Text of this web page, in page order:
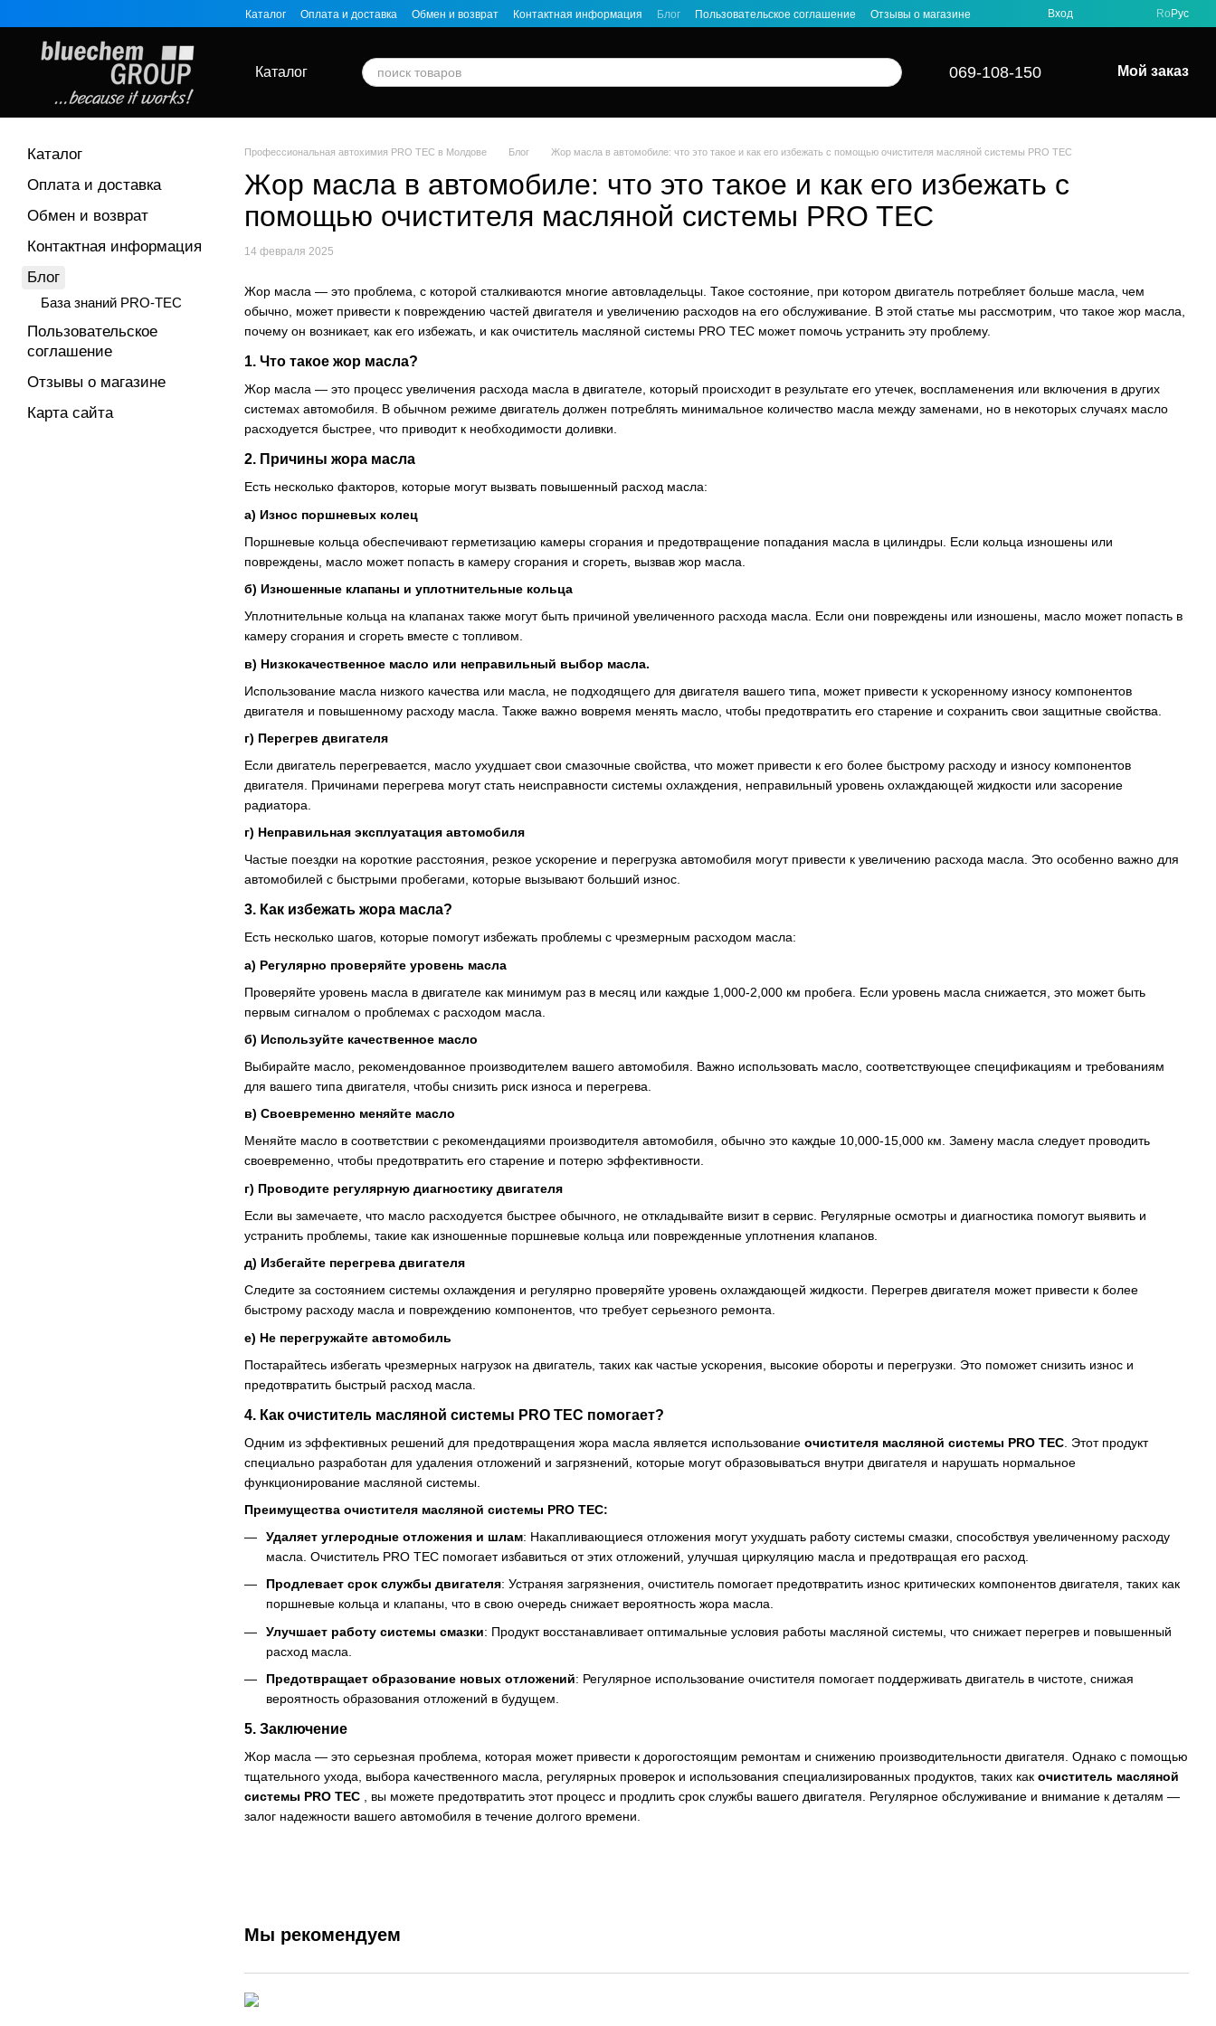
Каталог Оплата и доставка Обмен и возврат Контактная информация Блог Пользовательское соглашение Отзывы о магазине Вход Ro Рус
Каталог 069-108-150 Мой заказ
Профессиональная автохимия PRO TEC в Молдове Блог Жор масла в автомобиле: что это такое и как его избежать с помощью очистителя масляной системы PRO TEC
Жор масла в автомобиле: что это такое и как его избежать с
помощью очистителя масляной системы PRO TEC
14 февраля 2025
Жор масла — это проблема, с которой сталкиваются многие автовладельцы. Такое состояние, при котором двигатель потребляет больше масла, чем
обычно, может привести к повреждению частей двигателя и увеличению расходов на его обслуживание. В этой статье мы рассмотрим, что такое жор масла,
почему он возникает, как его избежать, и как очиститель масляной системы PRO TEC может помочь устранить эту проблему.
1. Что такое жор масла?
Жор масла — это процесс увеличения расхода масла в двигателе, который происходит в результате его утечек, воспламенения или включения в других
системах автомобиля. В обычном режиме двигатель должен потреблять минимальное количество масла между заменами, но в некоторых случаях масло
расходуется быстрее, что приводит к необходимости доливки.
2. Причины жора масла
Есть несколько факторов, которые могут вызвать повышенный расход масла:
а) Износ поршневых колец
Поршневые кольца обеспечивают герметизацию камеры сгорания и предотвращение попадания масла в цилиндры. Если кольца изношены или
повреждены, масло может попасть в камеру сгорания и сгореть, вызвав жор масла.
б) Изношенные клапаны и уплотнительные кольца
Уплотнительные кольца на клапанах также могут быть причиной увеличенного расхода масла. Если они повреждены или изношены, масло может попасть в
камеру сгорания и сгореть вместе с топливом.
в) Низкокачественное масло или неправильный выбор масла.
Использование масла низкого качества или масла, не подходящего для двигателя вашего типа, может привести к ускоренному износу компонентов
двигателя и повышенному расходу масла. Также важно вовремя менять масло, чтобы предотвратить его старение и сохранить свои защитные свойства.
г) Перегрев двигателя
Если двигатель перегревается, масло ухудшает свои смазочные свойства, что может привести к его более быстрому расходу и износу компонентов
двигателя. Причинами перегрева могут стать неисправности системы охлаждения, неправильный уровень охлаждающей жидкости или засорение
радиатора.
г) Неправильная эксплуатация автомобиля
Частые поездки на короткие расстояния, резкое ускорение и перегрузка автомобиля могут привести к увеличению расхода масла. Это особенно важно для
автомобилей с быстрыми пробегами, которые вызывают больший износ.
3. Как избежать жора масла?
Есть несколько шагов, которые помогут избежать проблемы с чрезмерным расходом масла:
а) Регулярно проверяйте уровень масла
Проверяйте уровень масла в двигателе как минимум раз в месяц или каждые 1,000-2,000 км пробега. Если уровень масла снижается, это может быть
первым сигналом о проблемах с расходом масла.
б) Используйте качественное масло
Выбирайте масло, рекомендованное производителем вашего автомобиля. Важно использовать масло, соответствующее спецификациям и требованиям
для вашего типа двигателя, чтобы снизить риск износа и перегрева.
в) Своевременно меняйте масло
Меняйте масло в соответствии с рекомендациями производителя автомобиля, обычно это каждые 10,000-15,000 км. Замену масла следует проводить
своевременно, чтобы предотвратить его старение и потерю эффективности.
г) Проводите регулярную диагностику двигателя
Если вы замечаете, что масло расходуется быстрее обычного, не откладывайте визит в сервис. Регулярные осмотры и диагностика помогут выявить и
устранить проблемы, такие как изношенные поршневые кольца или поврежденные уплотнения клапанов.
д) Избегайте перегрева двигателя
Следите за состоянием системы охлаждения и регулярно проверяйте уровень охлаждающей жидкости. Перегрев двигателя может привести к более
быстрому расходу масла и повреждению компонентов, что требует серьезного ремонта.
е) Не перегружайте автомобиль
Постарайтесь избегать чрезмерных нагрузок на двигатель, таких как частые ускорения, высокие обороты и перегрузки. Это поможет снизить износ и
предотвратить быстрый расход масла.
4. Как очиститель масляной системы PRO TEC помогает?
Одним из эффективных решений для предотвращения жора масла является использование очистителя масляной системы PRO TEC . Этот продукт
специально разработан для удаления отложений и загрязнений, которые могут образовываться внутри двигателя и нарушать нормальное
функционирование масляной системы.
Преимущества очистителя масляной системы PRO TEC:
Удаляет углеродные отложения и шлам: Накапливающиеся отложения могут ухудшать работу системы смазки, способствуя увеличенному расходу
масла. Очиститель PRO TEC помогает избавиться от этих отложений, улучшая циркуляцию масла и предотвращая его расход.
Продлевает срок службы двигателя: Устраняя загрязнения, очиститель помогает предотвратить износ критических компонентов двигателя, таких как
поршневые кольца и клапаны, что в свою очередь снижает вероятность жора масла.
Улучшает работу системы смазки: Продукт восстанавливает оптимальные условия работы масляной системы, что снижает перегрев и повышенный
расход масла.
Предотвращает образование новых отложений: Регулярное использование очистителя помогает поддерживать двигатель в чистоте, снижая
вероятность образования отложений в будущем.
5. Заключение
Жор масла — это серьезная проблема, которая может привести к дорогостоящим ремонтам и снижению производительности двигателя. Однако с помощью
тщательного ухода, выбора качественного масла, регулярных проверок и использования специализированных продуктов, таких как очиститель масляной
системы PRO TEC , вы можете предотвратить этот процесс и продлить срок службы вашего двигателя. Регулярное обслуживание и внимание к деталям —
залог надежности вашего автомобиля в течение долгого времени.
Мы рекомендуем
Каталог
Оплата и доставка
Обмен и возврат
Контактная информация
Блог
База знаний PRO-TEC
Пользовательское
соглашение
Отзывы о магазине
Карта сайта